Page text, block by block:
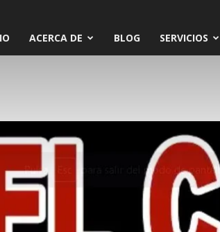
ACERCA DE BLOG SERVICIOS